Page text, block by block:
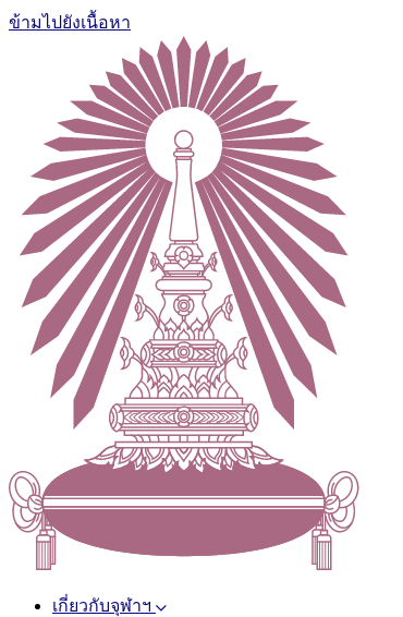
ข้ามไปยังเนื้อหา
เกี่ยวกับจุฬาฯ